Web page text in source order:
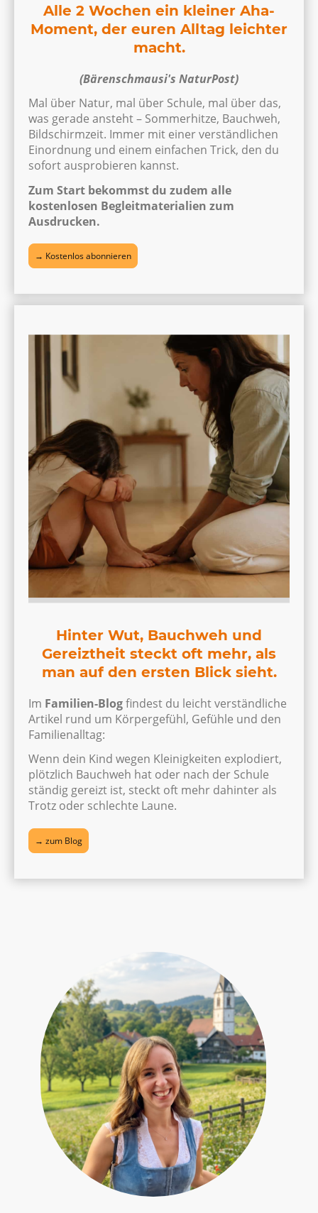
Alle 2 Wochen ein kleiner Aha-
Moment, der euren Alltag leichter
macht.
(Bärenschmausi's NaturPost)
Mal über Natur, mal über Schule, mal über das,
was gerade ansteht – Sommerhitze, Bauchweh,
Bildschirmzeit. Immer mit einer verständlichen
Einordnung und einem einfachen Trick, den du
sofort ausprobieren kannst.
Zum Start bekommst du zudem alle
kostenlosen Begleitmaterialien zum
Ausdrucken.
→ Kostenlos abonnieren
Hinter Wut, Bauchweh und
Gereiztheit steckt oft mehr, als
man auf den ersten Blick sieht.
Im Familien-Blogfindest du leicht verständliche
Artikel rund um Körpergefühl, Gefühle und den
Familienalltag:
Wenn dein Kind wegen Kleinigkeiten explodiert,
plötzlich Bauchweh hat oder nach der Schule
ständig gereizt ist, steckt oft mehr dahinter als
Trotz oder schlechte Laune.
→ zum Blog